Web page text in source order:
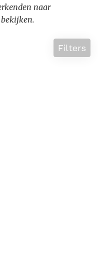
naar
bekijken.
Filters